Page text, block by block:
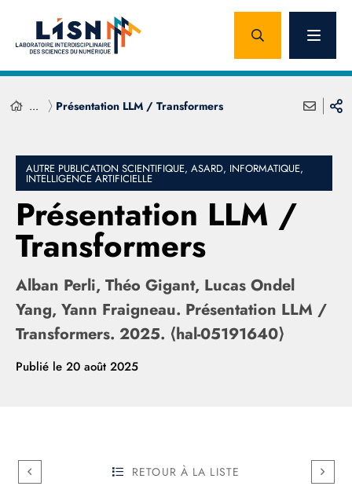
... Présentation LLM / Transformers
AUTRE PUBLICATION SCIENTIFIQUE, ASARD, INFORMATIQUE,
INTELLIGENCE ARTIFICIELLE
Présentation LLM /
Transformers
Alban Perli, Théo Gigant, Lucas Ondel
Yang, Yann Fraigneau. Présentation LLM /
Transformers. 2025. ⟨hal-05191640⟩
Publié le 20 août 2025
RETOUR À LA LISTE